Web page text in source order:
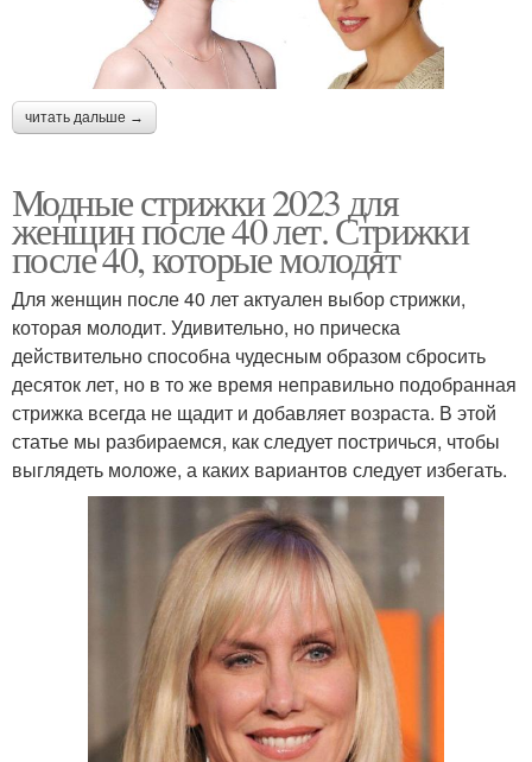
читать дальше →
Модные стрижки 2023 для
женщин после 40 лет. Стрижки
после 40, которые молодят
Для женщин после 40 лет актуален выбор стрижки,
которая молодит. Удивительно, но прическа
действительно способна чудесным образом сбросить
десяток лет, но в то же время неправильно подобранная
стрижка всегда не щадит и добавляет возраста. В этой
статье мы разбираемся, как следует постричься, чтобы
выглядеть моложе, а каких вариантов следует избегать.